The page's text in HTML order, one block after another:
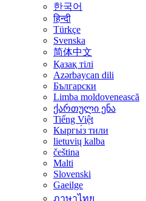
한국어
हिन्दी
Türkçe
Svenska
简体中文
Қазақ тілі
Azərbaycan dili
Български
Limba moldovenească
ქართული ენა
Tiếng Việt
Кыргы́з тили
lietuvių kalba
čeština
Malti
Slovenski
Gaeilge
ภาษาไทย